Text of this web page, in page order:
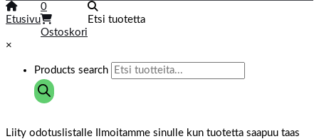
Etusivu
0
Ostoskori
Etsi tuotetta
×
Products search
Liity odotuslistalle
Ilmoitamme sinulle kun tuotetta saapuu taas